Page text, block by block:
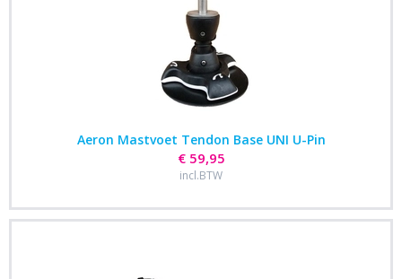
Aeron Mastvoet Tendon Base UNI U-Pin
€ 59,95
incl.BTW